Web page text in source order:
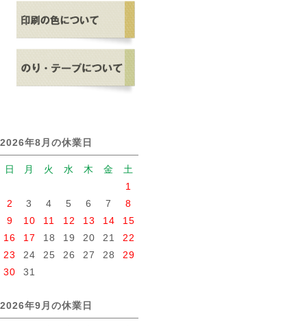
2026年8月の休業日
日 月 火 水 木 金
土
1
2
3 4 5 6 7
8
9
10 11 12 13 14
15
16
17 18 19 20 21
22
23
24 25 26 27 28
29
30
31
2026年9月の休業日